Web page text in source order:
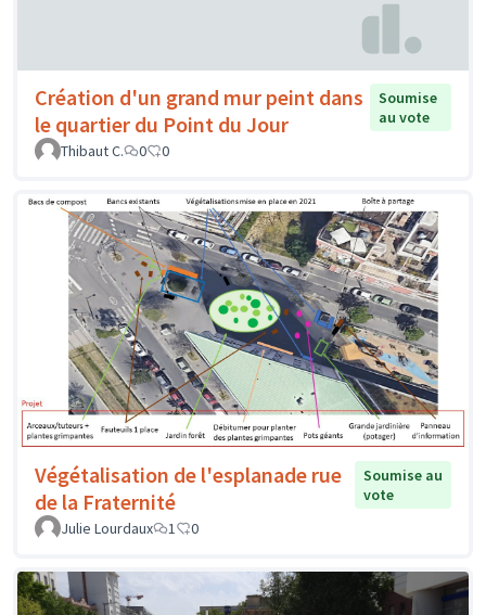
Création d'un grand mur peint dans
le quartier du Point du Jour
Soumise
au vote
Thibaut C.
0 0
Végétalisation de l'esplanade rue
de la Fraternité
Soumise au
vote
Julie Lourdaux
1 0